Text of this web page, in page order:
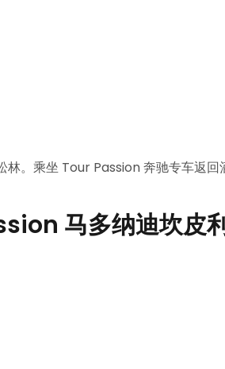
林。乘坐 Tour Passion 奔驰专车返
马多纳迪坎皮